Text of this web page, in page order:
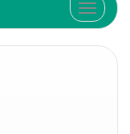
Toggle